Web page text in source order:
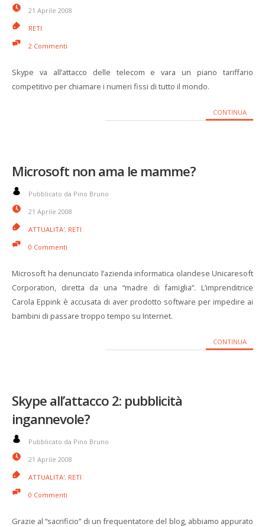
21 Aprile 2008
RETI
2 Commenti
Skype va all’attacco delle telecom e vara un piano tariffario
competitivo per chiamare i numeri fissi di tutto il mondo.
CONTINUA
Microsoft non ama le mamme?
Pubblicato da Pino Bruno
21 Aprile 2008
ATTUALITA', RETI
0 Commenti
Microsoft ha denunciato l’azienda informatica olandese Unicaresoft
Corporation, diretta da una “madre di famiglia”. L’imprenditrice
Carola Eppink è accusata di aver prodotto software per impedire ai
bambini di passare troppo tempo su Internet.
CONTINUA
Skype all’attacco 2: pubblicità
ingannevole?
Pubblicato da Pino Bruno
21 Aprile 2008
ATTUALITA', RETI
0 Commenti
Grazie al “sacrificio” di un frequentatore del blog, abbiamo appurato